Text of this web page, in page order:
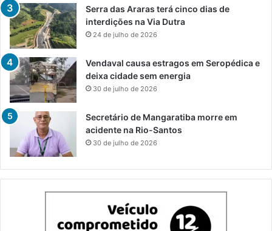
Serra das Araras terá cinco dias de
interdições na Via Dutra
24 de julho de 2026
Vendaval causa estragos em Seropédica e
deixa cidade sem energia
30 de julho de 2026
Secretário de Mangaratiba morre em
acidente na Rio-Santos
30 de julho de 2026